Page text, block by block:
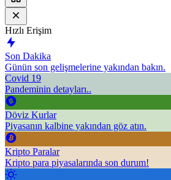
Hızlı Erişim
Son Dakika
Günün son gelişmelerine yakından bakın.
Covid 19
Pandeminin detayları..
Döviz Kurlar
Piyasanın kalbine yakından göz atın.
Kripto Paralar
Kripto para piyasalarında son durum!